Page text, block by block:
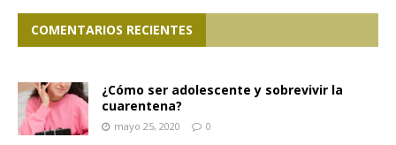
COMENTARIOS RECIENTES
¿Cómo ser adolescente y sobrevivir la
cuarentena?
mayo 25, 2020 0